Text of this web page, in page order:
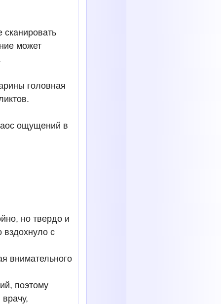
сканировать
может
головная
ощущений в
но твердо и
вздохнуло с
внимательного
поэтому